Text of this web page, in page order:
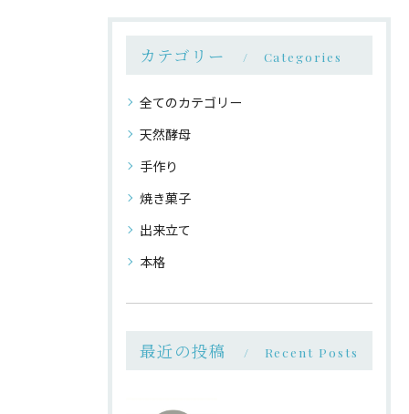
カテゴリー Categories
全てのカテゴリー
天然酵母
手作り
焼き菓子
出来立て
本格
最近の投稿 Recent Posts